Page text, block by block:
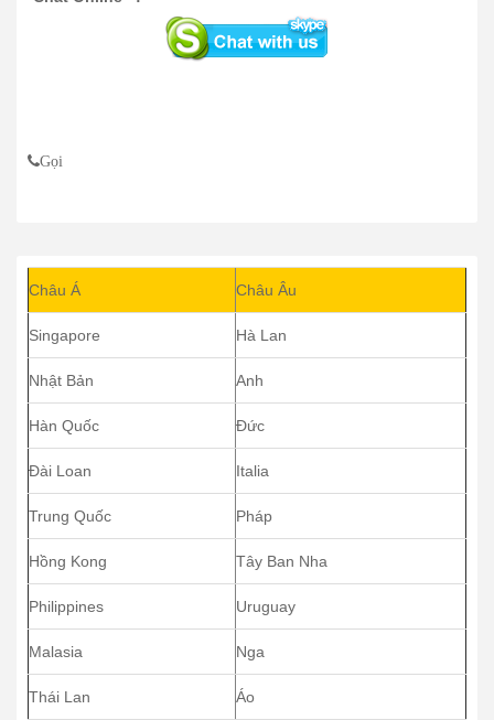
Gọi
Châu Á Châu Âu
Singapore Hà Lan
Nhật Bản Anh
Hàn Quốc Đức
Đài Loan Italia
Trung Quốc Pháp
Hồng Kong Tây Ban Nha
Philippines Uruguay
Malasia Nga
Thái Lan Áo